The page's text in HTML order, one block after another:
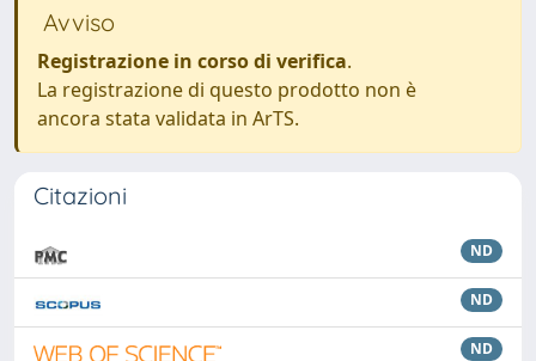
Avviso
Registrazione in corso di verifica.
La registrazione di questo prodotto non è
ancora stata validata in ArTS.
Citazioni
ND
ND
ND